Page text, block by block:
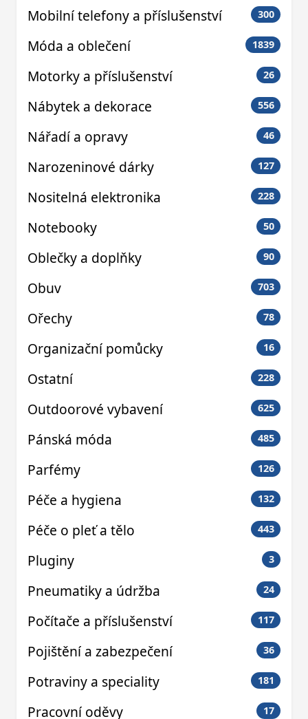
Mobilní telefony a příslušenství 300
Móda a oblečení 1839
Motorky a příslušenství 26
Nábytek a dekorace 556
Nářadí a opravy 46
Narozeninové dárky 127
Nositelná elektronika 228
Notebooky 50
Oblečky a doplňky 90
Obuv 703
Ořechy 78
Organizační pomůcky 16
Ostatní 228
Outdoorové vybavení 625
Pánská móda 485
Parfémy 126
Péče a hygiena 132
Péče o pleť a tělo 443
Pluginy 3
Pneumatiky a údržba 24
Počítače a příslušenství 117
Pojištění a zabezpečení 36
Potraviny a speciality 181
Pracovní oděvy 17